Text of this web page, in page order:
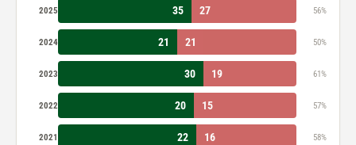
2025 35 27 56%
2024 21 21 50%
2023 30 19 61%
2022 20 15 57%
2021 22 16 58%